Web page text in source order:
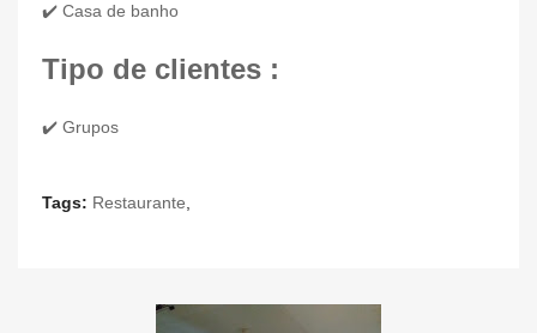
✔️ Casa de banho
Tipo de clientes :
✔️ Grupos
Tags: Restaurante